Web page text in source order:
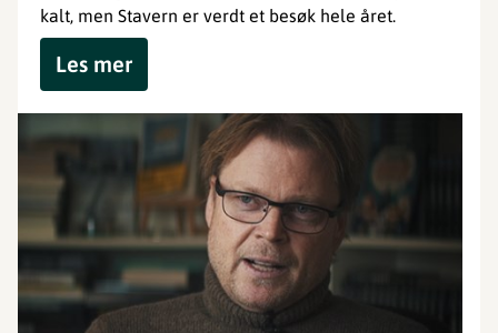
kalt, men Stavern er verdt et besøk hele året.
Les mer